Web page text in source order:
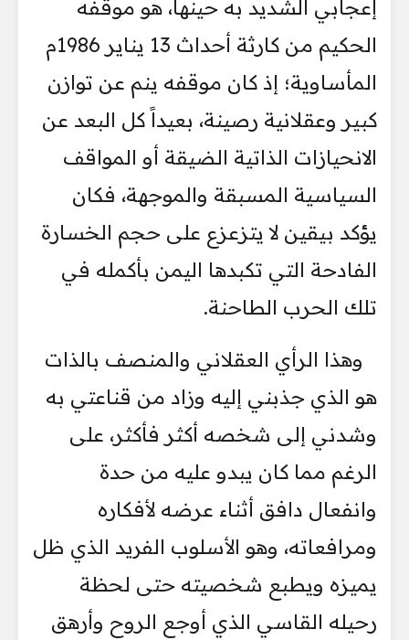
إعجابي الشديد به حينها، هو موقفه
الحكيم من كارثة أحداث 13 يناير 1986م
المأساوية؛ إذ كان موقفه ينم عن توازن
كبير وعقلانية رصينة، بعيداً كل البعد عن
الانحيازات الذاتية الضيقة أو المواقف
السياسية المسبقة والموجهة، فكان
يؤكد بيقين لا يتزعزع على حجم الخسارة
الفادحة التي تكبدها اليمن بأكمله في
تلك الحرب الطاحنة.
وهذا الرأي العقلاني والمنصف بالذات
هو الذي جذبني إليه وزاد من قناعتي به
وشدني إلى شخصه أكثر فأكثر، على
الرغم مما كان يبدو عليه من حدة
وانفعال دافق أثناء عرضه لأفكاره
ومرافعاته، وهو الأسلوب الفريد الذي ظل
يميزه ويطبع شخصيته حتى لحظة
رحيله القاسي الذي أوجع الروح وأرهق